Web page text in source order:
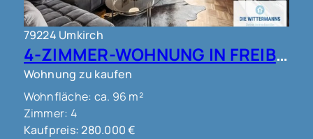
79224 Umkirch
4-ZIMMER-WOHNUNG IN FREIBURG - UMKIRCH!!
Wohnung zu kaufen
Wohnfläche: ca. 96 m²
Zimmer: 4
Kaufpreis: 280.000 €